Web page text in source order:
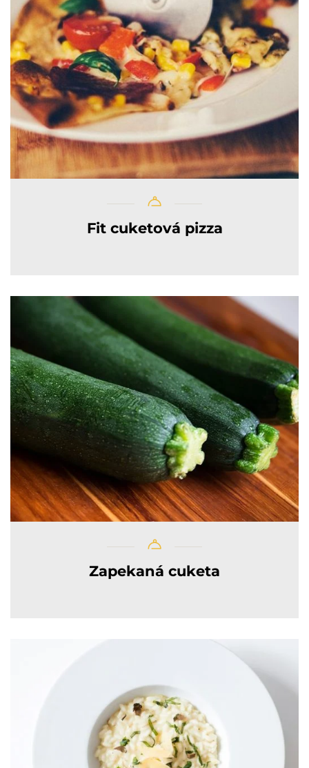
Fit cuketová pizza
Zapekaná cuketa